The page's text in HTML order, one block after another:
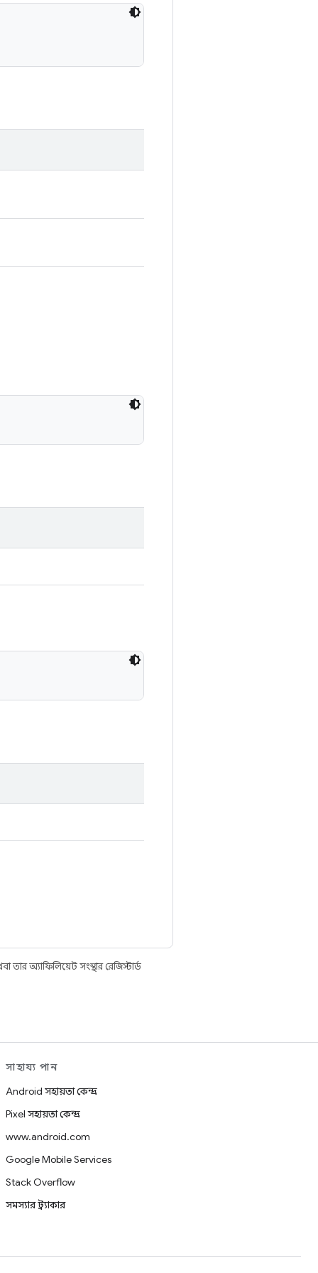
অ্যাফিলিয়েট সংস্থার রেজিস্টার্ড
সাহায্য পান
Android সহায়তা কেন্দ্র
Pixel সহায়তা কেন্দ্র
www.android.com
Google Mobile Services
Stack Overflow
সমস্যার ট্র্যাকার